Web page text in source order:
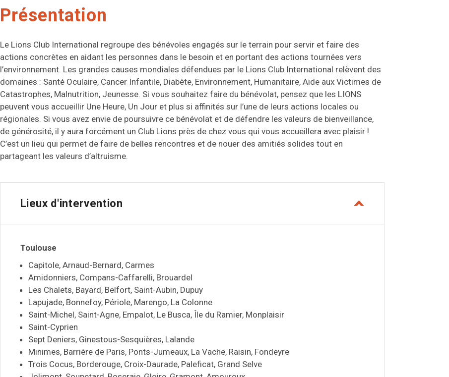
Présentation
Le Lions Club International regroupe des bénévoles engagés sur le terrain pour servir et faire des
actions concrètes en aidant les personnes dans le besoin et en portant des actions tournées vers
l’environnement. Les grandes causes mondiales défendues par le Lions Club International relèvent des
domaines : Santé Oculaire, Cancer Infantile, Diabète, Environnement, Humanitaire, Aide aux Victimes de
Catastrophes, Malnutrition, Jeunesse. Si vous souhaitez faire du bénévolat, pensez que les LIONS
peuvent vous accueillir Une Heure, Un Jour et plus si affinités sur l’une de leurs actions locales ou
régionales. Si vous avez envie de poursuivre ce bénévolat et de défendre les valeurs de bienveillance,
de générosité, il y aura forcément un Club Lions près de chez vous qui vous accueillera avec plaisir !
C’est un lieu qui permet de faire de belles rencontres et de nouer des amitiés solides tout en
partageant les valeurs d’altruisme.
Lieux d'intervention
Toulouse
Capitole, Arnaud-Bernard, Carmes
Amidonniers, Compans-Caffarelli, Brouardel
Les Chalets, Bayard, Belfort, Saint-Aubin, Dupuy
Lapujade, Bonnefoy, Périole, Marengo, La Colonne
Saint-Michel, Saint-Agne, Empalot, Le Busca, Île du Ramier, Monplaisir
Saint-Cyprien
Sept Deniers, Ginestous-Sesquières, Lalande
Minimes, Barrière de Paris, Ponts-Jumeaux, La Vache, Raisin, Fondeyre
Trois Cocus, Borderouge, Croix-Daurade, Paleficat, Grand Selve